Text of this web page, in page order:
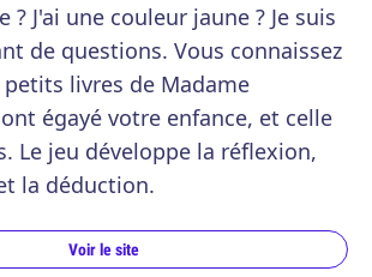
? J'ai une couleur jaune ? Je suis
de questions. Vous connaissez
livres de Madame
égayé votre enfance, et celle
Le jeu développe la réflexion,
la déduction.
Voir le site